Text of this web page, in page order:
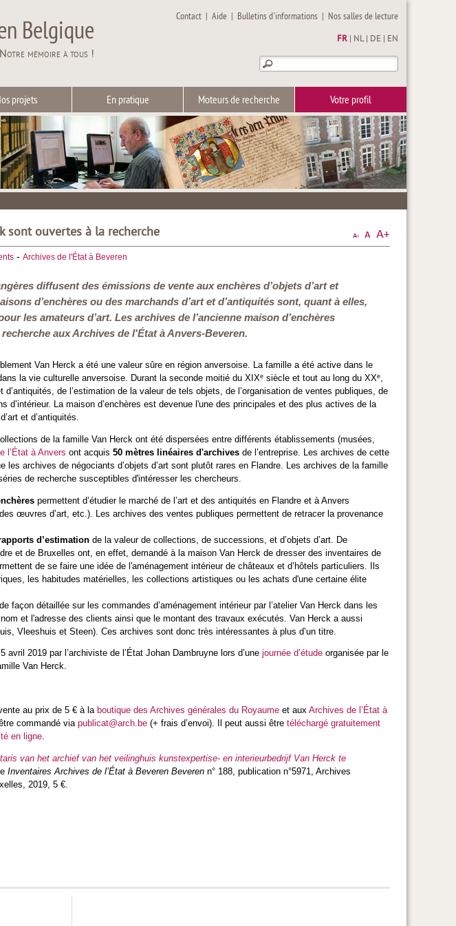
Belgique
Notre mémoire à tous !
Contact |Aide | Bulletins d'informations | Nos salles de lecture
FR NL| DE EN
projets En pratique Moteurs de recherche Votre profil
sont ouvertes à la recherche
- Archives de l'État à Beveren
diffusent des émissions de vente aux enchères d’objets d’art et
d’enchères ou des marchands d’art et d’antiquités sont, quant à elles,
les amateurs d’art. Les archives de l’ancienne maison d’enchères
aux Archives de l'État à Anvers-Beveren.
Van Herck a été une valeur sûre en région anversoise. La famille a été active dans le
la vie culturelle anversoise. Durant la seconde moitié du XIXe siècle et tout au long du XXe,
d’antiquités, de l’estimation de la valeur de tels objets, de l’organisation de ventes publiques, de
d’intérieur. La maison d’enchères est devenue l'une des principales et des plus actives de la
et d’antiquités.
de la famille Van Herck ont été dispersées entre différents établissements (musées,
l’État à Anvers ont acquis 50 mètres linéaires d'archives de l’entreprise. Les archives de cette
archives de négociants d’objets d’art sont plutôt rares en Flandre. Les archives de la famille
de recherche susceptibles d'intéresser les chercheurs.
permettent d’étudier le marché de l’art et des antiquités en Flandre et à Anvers
œuvres d’art, etc.). Les archives des ventes publiques permettent de retracer la provenance
d’estimation de la valeur de collections, de successions, et d’objets d’art. De
et de Bruxelles ont, en effet, demandé à la maison Van Herck de dresser des inventaires de
de se faire une idée de l'aménagement intérieur de châteaux et d’hôtels particuliers. Ils
les habitudes matérielles, les collections artistiques ou les achats d'une certaine élite
façon détaillée sur les commandes d’aménagement intérieur par l’atelier Van Herck dans les
et l'adresse des clients ainsi que le montant des travaux exécutés. Van Herck a aussi
Vleeshuis et Steen). Ces archives sont donc très intéressantes à plus d’un titre.
2019 par l’archiviste de l’État Johan Dambruyne lors d’une journée d’étude organisée par le
Van Herck.
au prix de 5 € à la boutique des Archives générales du Royaume et auxArchives de l’État à
commandé viapublicat@arch.be (+ frais d’envoi). Il peut aussi êtretéléchargé gratuitement
en ligne
van het archief van het veilinghuis kunstexpertise- en interieurbedrijf Van Herck te
Inventaires Archives de l’État à Beveren Beveren n° 188, publication n°5971, Archives
2019, 5 €.